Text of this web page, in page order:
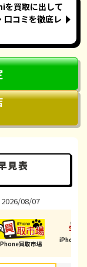
を買取に出して
口コミを徹底レ
見表
2026/08/07
買取市場
iPhone修